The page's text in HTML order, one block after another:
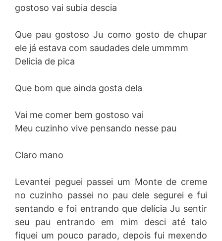
gostoso vai subia descia
Que pau gostoso Ju como gosto de chupar
ele já estava com saudades dele ummmm
Delicia de pica
Que bom que ainda gosta dela
Vai me comer bem gostoso vai
Meu cuzinho vive pensando nesse pau
Claro mano
Levantei peguei passei um Monte de creme
no cuzinho passei no pau dele segurei e fui
sentando e foi entrando que delícia Ju sentir
seu pau entrando em mim desci até talo
fiquei um pouco parado, depois fui mexendo